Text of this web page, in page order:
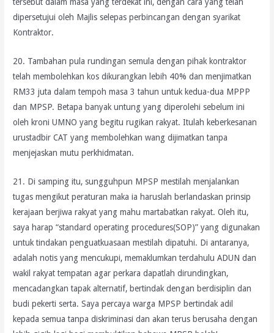
tersebut dalam masa yang terdekat ini, dengan cara yang telah
dipersetujui oleh Majlis selepas perbincangan dengan syarikat
Kontraktor.
20. Tambahan pula rundingan semula dengan pihak kontraktor
telah membolehkan kos dikurangkan lebih 40% dan menjimatkan
RM33 juta dalam tempoh masa 3 tahun untuk kedua-dua MPPP
dan MPSP. Betapa banyak untung yang diperolehi sebelum ini
oleh kroni UMNO yang begitu rugikan rakyat. Itulah keberkesanan
urustadbir CAT yang membolehkan wang dijimatkan tanpa
menjejaskan mutu perkhidmatan.
21. Di samping itu, sungguhpun MPSP mestilah menjalankan
tugas mengikut peraturan maka ia haruslah berlandaskan prinsip
kerajaan berjiwa rakyat yang mahu martabatkan rakyat. Oleh itu,
saya harap “standard operating procedures(SOP)” yang digunakan
untuk tindakan penguatkuasaan mestilah dipatuhi. Di antaranya,
adalah notis yang mencukupi, memaklumkan terdahulu ADUN dan
wakil rakyat tempatan agar perkara dapatlah dirundingkan,
mencadangkan tapak alternatif, bertindak dengan berdisiplin dan
budi pekerti serta. Saya percaya warga MPSP bertindak adil
kepada semua tanpa diskriminasi dan akan terus berusaha dengan